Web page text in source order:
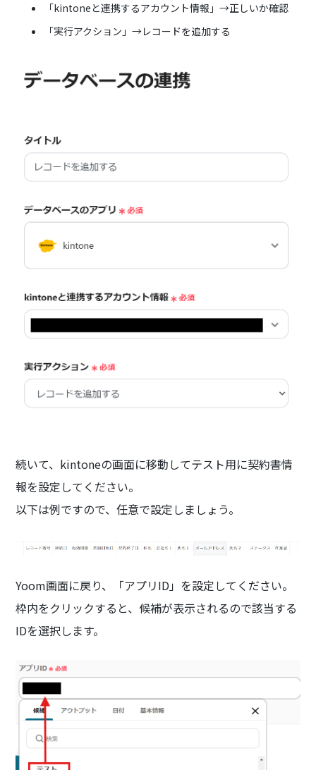
「kintoneと連携するアカウント情報」→正しいか確認
「実行アクション」→レコードを追加する
続いて、kintoneの画面に移動してテスト用に契約書情
報を設定してください。
以下は例ですので、任意で設定しましょう。
Yoom画面に戻り、「アプリID」を設定してください。
枠内をクリックすると、候補が表示されるので該当する
IDを選択します。